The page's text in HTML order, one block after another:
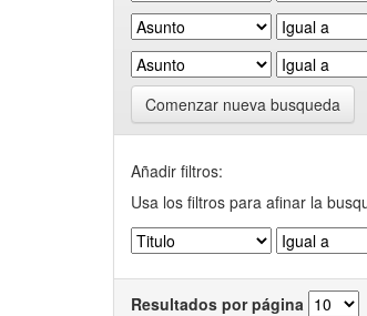
Comenzar nueva busqueda
Añadir filtros:
Usa los filtros para afinar la
Resultados por página